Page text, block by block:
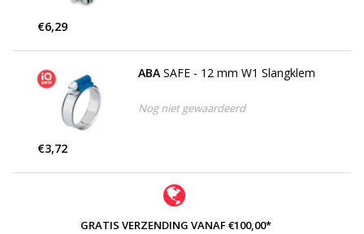
€6,29
ABA SAFE - 12 mm W1 Slangklem
Nog niet gewaardeerd
€3,72
GRATIS VERZENDING VANAF €100,00*